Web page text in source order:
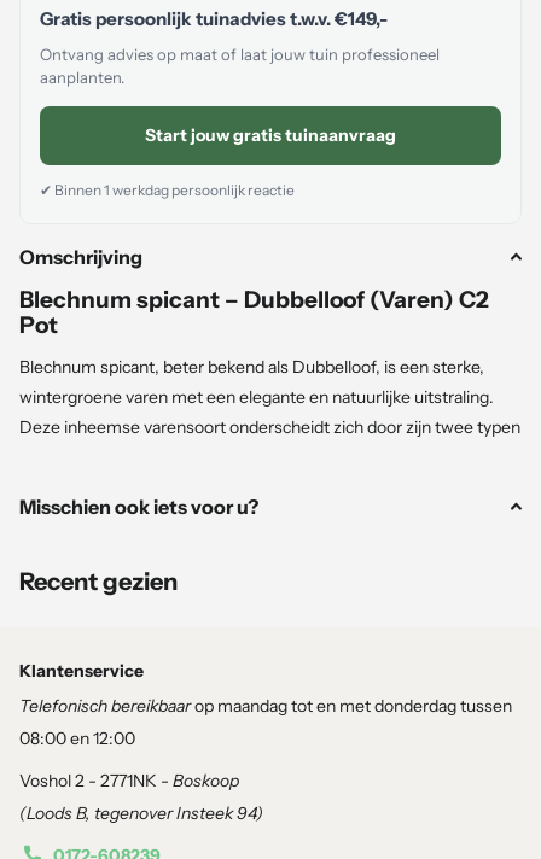
Gratis persoonlijk tuinadvies t.w.v.€149,-
Ontvang advies op maat of laat jouw tuin professioneel
aanplanten.
Start jouw gratis tuinaanvraag
✔ Binnen 1 werkdag persoonlijk reactie
Omschrijving
Blechnum spicant – Dubbelloof (Varen) C2
Pot
Blechnum spicant, beter bekend als Dubbelloof, is een sterke,
wintergroene varen met een elegante en natuurlijke uitstraling.
Deze inheemse varensoort onderscheidt zich door zijn twee typen
vruchtbare bladeren die in de zomer verschijnen. Dit dubbele
bodems. Dankzij zijn wintergroene karakter zorgt deze varen het
hele jaar door voor structuur in schaduwrijke delen van de tuin.
Kenmerken
Misschien ook iets voor u?
Recent gezien
Klantenservice
Telefonisch bereikbaarop maandag tot en met donderdag tussen
08:00 en 12:00
Voshol 2 - 2771NK - Boskoop
(Loods B, tegenover Insteek 94)